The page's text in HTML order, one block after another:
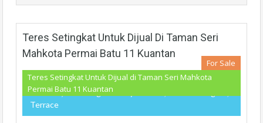
Teres Setingkat Untuk Dijual Di Taman Seri
Mahkota Permai Batu 11 Kuantan
Teres Setingkat Untuk Dijual di Taman Seri Mahkota
Permai Batu 11 Kuantan
For Sale
RM250,000 - Single Storey Terrace, Teres Setingkat,
Terrace